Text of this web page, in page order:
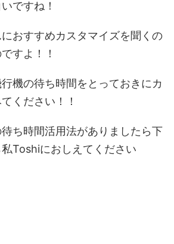
ですね！
おすすめカスタマイズを聞くの
すよ！！
機の待ち時間をとっておきにカ
ください！！
待ち時間活用法がありましたら下
Toshiにおしえてください